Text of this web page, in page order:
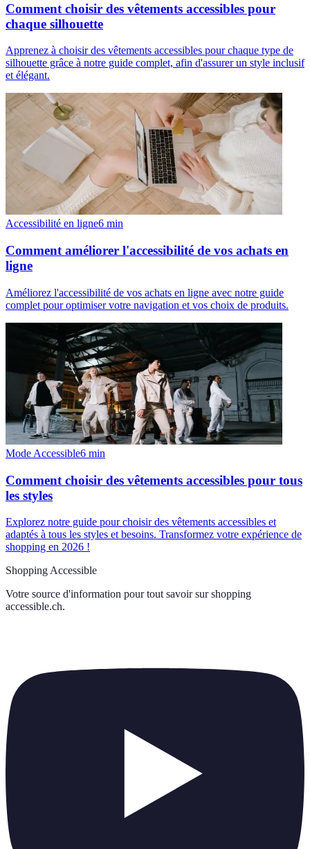
Comment choisir des vêtements accessibles pour
chaque silhouette
Apprenez à choisir des vêtements accessibles pour chaque type de
silhouette grâce à notre guide complet, afin d'assurer un style inclusif
et élégant.
Accessibilité en ligne6 min
Comment améliorer l'accessibilité de vos achats en
ligne
Améliorez l'accessibilité de vos achats en ligne avec notre guide
complet pour optimiser votre navigation et vos choix de produits.
Mode Accessible6 min
Comment choisir des vêtements accessibles pour tous
les styles
Explorez notre guide pour choisir des vêtements accessibles et
adaptés à tous les styles et besoins. Transformez votre expérience de
shopping en 2026 !
Shopping Accessible
Votre source d'information pour tout savoir sur shopping
accessible.ch.